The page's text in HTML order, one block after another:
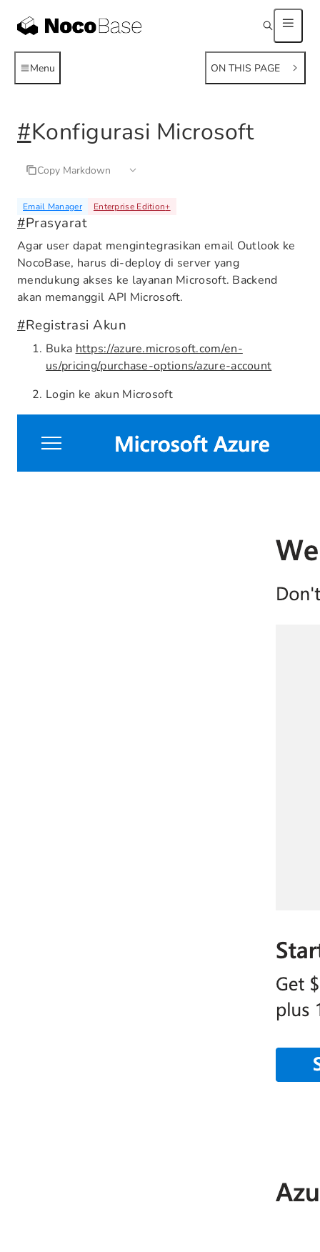
Menu ON THIS PAGE
#Konfigurasi Microsoft
Copy Markdown
Email Manager Enterprise Edition+
#Prasyarat
Agar user dapat mengintegrasikan email Outlook ke
NocoBase, harus di-deploy di server yang
mendukung akses ke layanan Microsoft. Backend
akan memanggil API Microsoft.
#Registrasi Akun
Buka https://azure.microsoft.com/en-
us/pricing/purchase-options/azure-account
Login ke akun Microsoft